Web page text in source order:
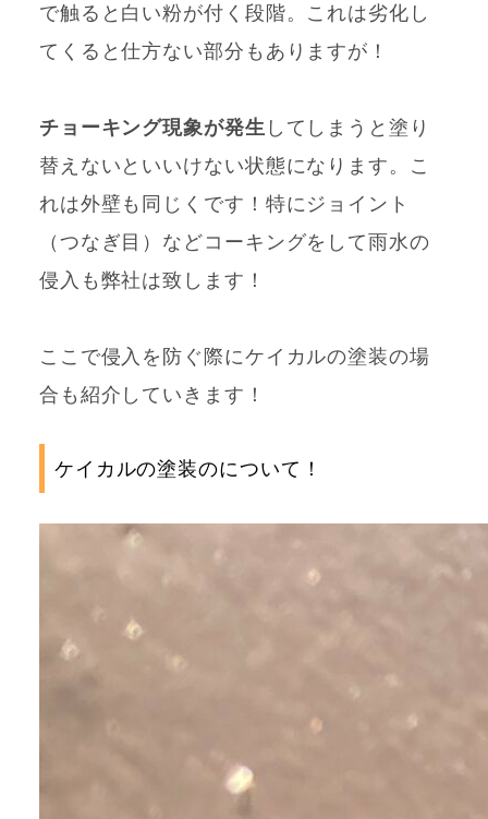
で触ると白い粉が付く段階。これは劣化し
てくると仕方ない部分もありますが！
チョーキング現象が発生 してしまうと塗り
替えないといいけない状態になります。こ
れは外壁も同じくです！特にジョイント
（つなぎ目）などコーキングをして雨水の
侵入も弊社は致します！
ここで侵入を防ぐ際にケイカルの塗装の場
合も紹介していきます！
ケイカルの塗装のについて！